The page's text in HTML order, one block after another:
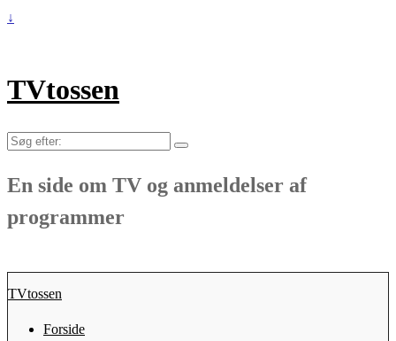
↓
TVtossen
Søg
En side om TV og anmeldelser af
programmer
TVtossen
Forside